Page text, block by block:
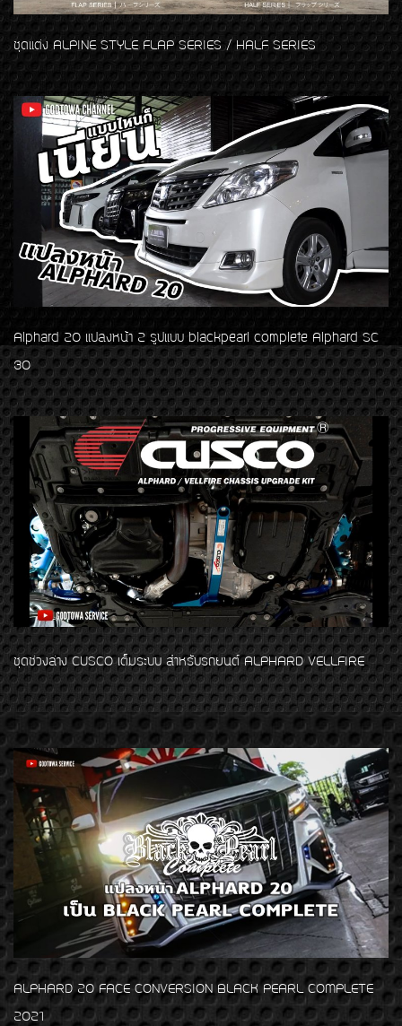
ชุดแต่ง ALPINE STYLE FLAP SERIES / HALF SERIES
Alphard 20 แปลงหน้า 2 รูปแบบ blackpearl complete Alphard SC
30
ชุดช่วงล่าง CUSCO เต็มระบบ สำหรับรถยนต์ ALPHARD VELLFIRE
ALPHARD 20 FACE CONVERSION BLACK PEARL COMPLETE
2021